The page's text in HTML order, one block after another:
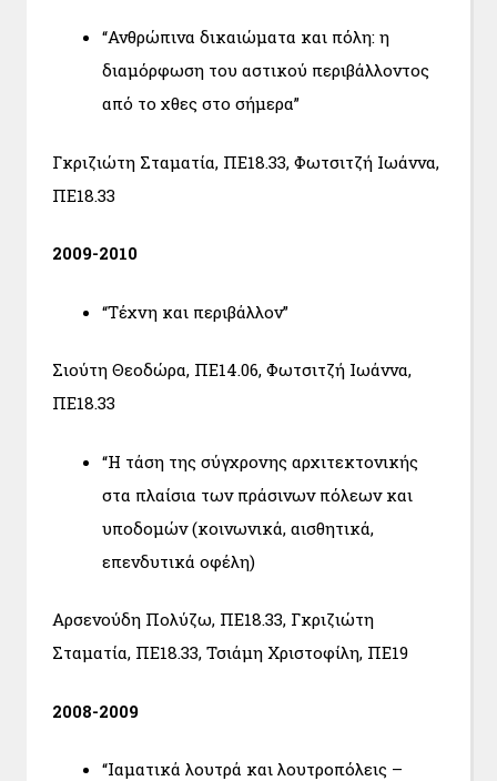
“Ανθρώπινα δικαιώματα και πόλη: η
διαμόρφωση του αστικού περιβάλλοντος
από το χθες στο σήμερα”
Γκριζιώτη Σταματία, ΠΕ18.33, Φωτσιτζή Ιωάννα,
ΠΕ18.33
2009-2010
“Τέχνη και περιβάλλον”
Σιούτη Θεοδώρα, ΠΕ14.06, Φωτσιτζή Ιωάννα,
ΠΕ18.33
“Η τάση της σύγχρονης αρχιτεκτονικής
στα πλαίσια των πράσινων πόλεων και
υποδομών (κοινωνικά, αισθητικά,
επενδυτικά οφέλη)
Αρσενούδη Πολύζω, ΠΕ18.33, Γκριζιώτη
Σταματία, ΠΕ18.33, Τσιάμη Χριστοφίλη, ΠΕ19
2008-2009
“Ιαματικά λουτρά και λουτροπόλεις –